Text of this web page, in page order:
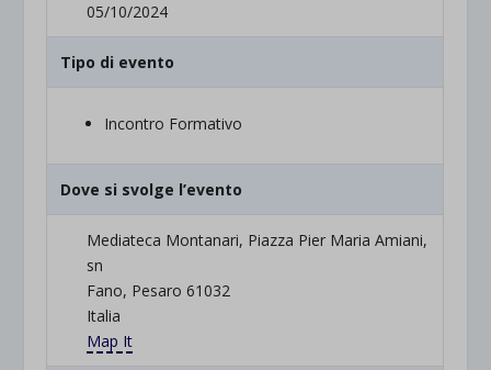
05/10/2024
Tipo di evento
Incontro Formativo
Dove si svolge l’evento
Mediateca Montanari, Piazza Pier Maria Amiani,
sn
Fano, Pesaro 61032
Italia
Map It